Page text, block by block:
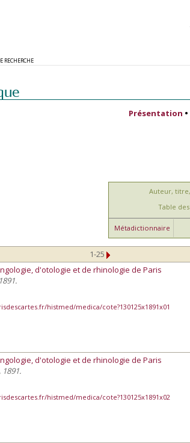
RECHERCHE
Présentation •
Auteur, titre,
Table
Métadictionnaire
1-25
d'otologie et de rhinologie de Paris
histmed/medica/cote?130125x1891x01
d'otologie et de rhinologie de Paris
1891.
histmed/medica/cote?130125x1891x02